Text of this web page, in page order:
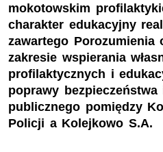
mokotowskim
charakter edukacyjny
zawartego Porozumienia
zakresie wspierania
profilaktycznych i
poprawy
publicznego pomiędzy
Policji a Kolejkowo S.A.